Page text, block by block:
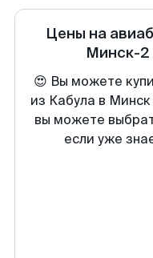
Цены на
Минск-2
😍 Вы можете
из Кабула в
вы можете
если уже